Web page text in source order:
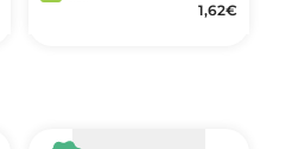
1,62€